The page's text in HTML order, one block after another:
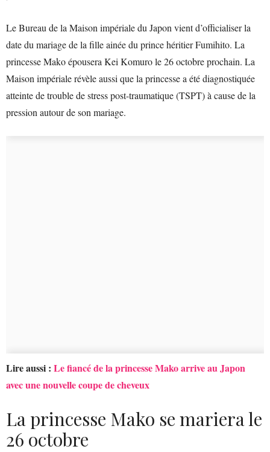
Le Bureau de la Maison impériale du Japon vient d’officialiser la
date du mariage de la fille ainée du prince héritier Fumihito. La
princesse Mako épousera Kei Komuro le 26 octobre prochain. La
Maison impériale révèle aussi que la princesse a été diagnostiquée
atteinte de trouble de stress post-traumatique (TSPT) à cause de la
pression autour de son mariage.
Lire aussi : Le fiancé de la princesse Mako arrive au Japon
avec une nouvelle coupe de cheveux
La princesse Mako se mariera le
26 octobre